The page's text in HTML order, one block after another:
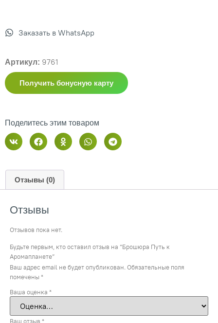
Заказать в WhatsApp
Артикул: 9761
Получить бонусную карту
Поделитесь этим товаром
Отзывы (0)
Отзывы
Отзывов пока нет.
Будьте первым, кто оставил отзыв на “Брошюра Путь к
Аромапланете”
Ваш адрес email не будет опубликован. Обязательные поля
помечены *
Ваша оценка *
Ваш отзыв *